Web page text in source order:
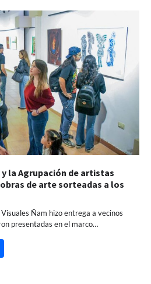
la Agrupación de artistas
de arte sorteadas a los
Ñam hizo entrega a vecinos
presentadas en el marco…